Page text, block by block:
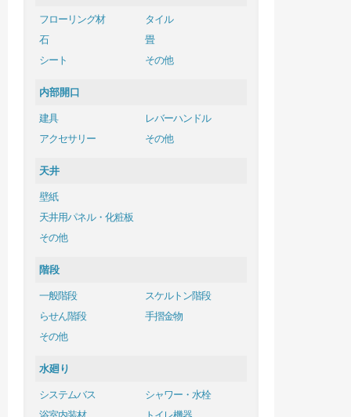
フローリング材
タイル
石
畳
シート
その他
内部開口
建具
レバーハンドル
アクセサリー
その他
天井
壁紙
天井用パネル・化粧板
その他
階段
一般階段
スケルトン階段
らせん階段
手摺金物
その他
水廻り
システムバス
シャワー・水栓